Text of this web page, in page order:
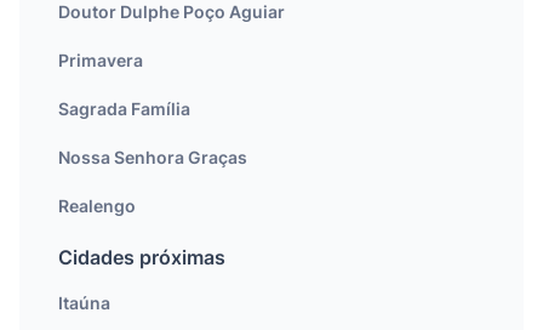
Doutor Dulphe Poço Aguiar
Primavera
Sagrada Família
Nossa Senhora Graças
Realengo
Cidades próximas
Itaúna